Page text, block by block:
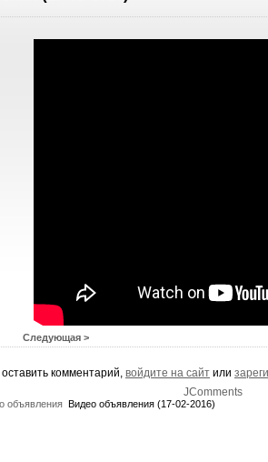
Следующая >
комментарий, войдите на сайт или
JComments
объявления Видео объявления (17-02-2016)